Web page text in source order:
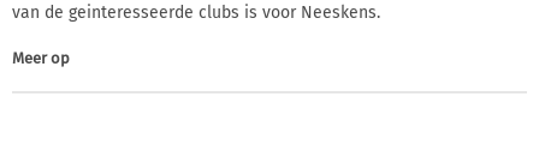
van de geinteresseerde clubs is voor Neeskens.
Meer op